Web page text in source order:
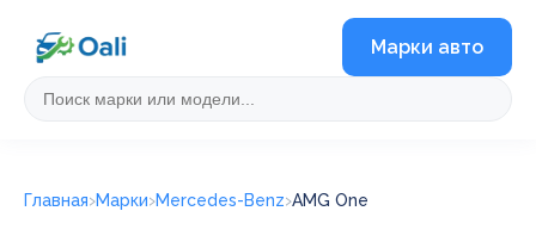
Марки авто
Главная Марки Mercedes-Benz AMG One